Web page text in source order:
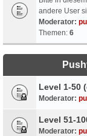
andere User
Moderator:
Themen: 6
Level 1-50
Moderator:
Level 51-
Moderator: